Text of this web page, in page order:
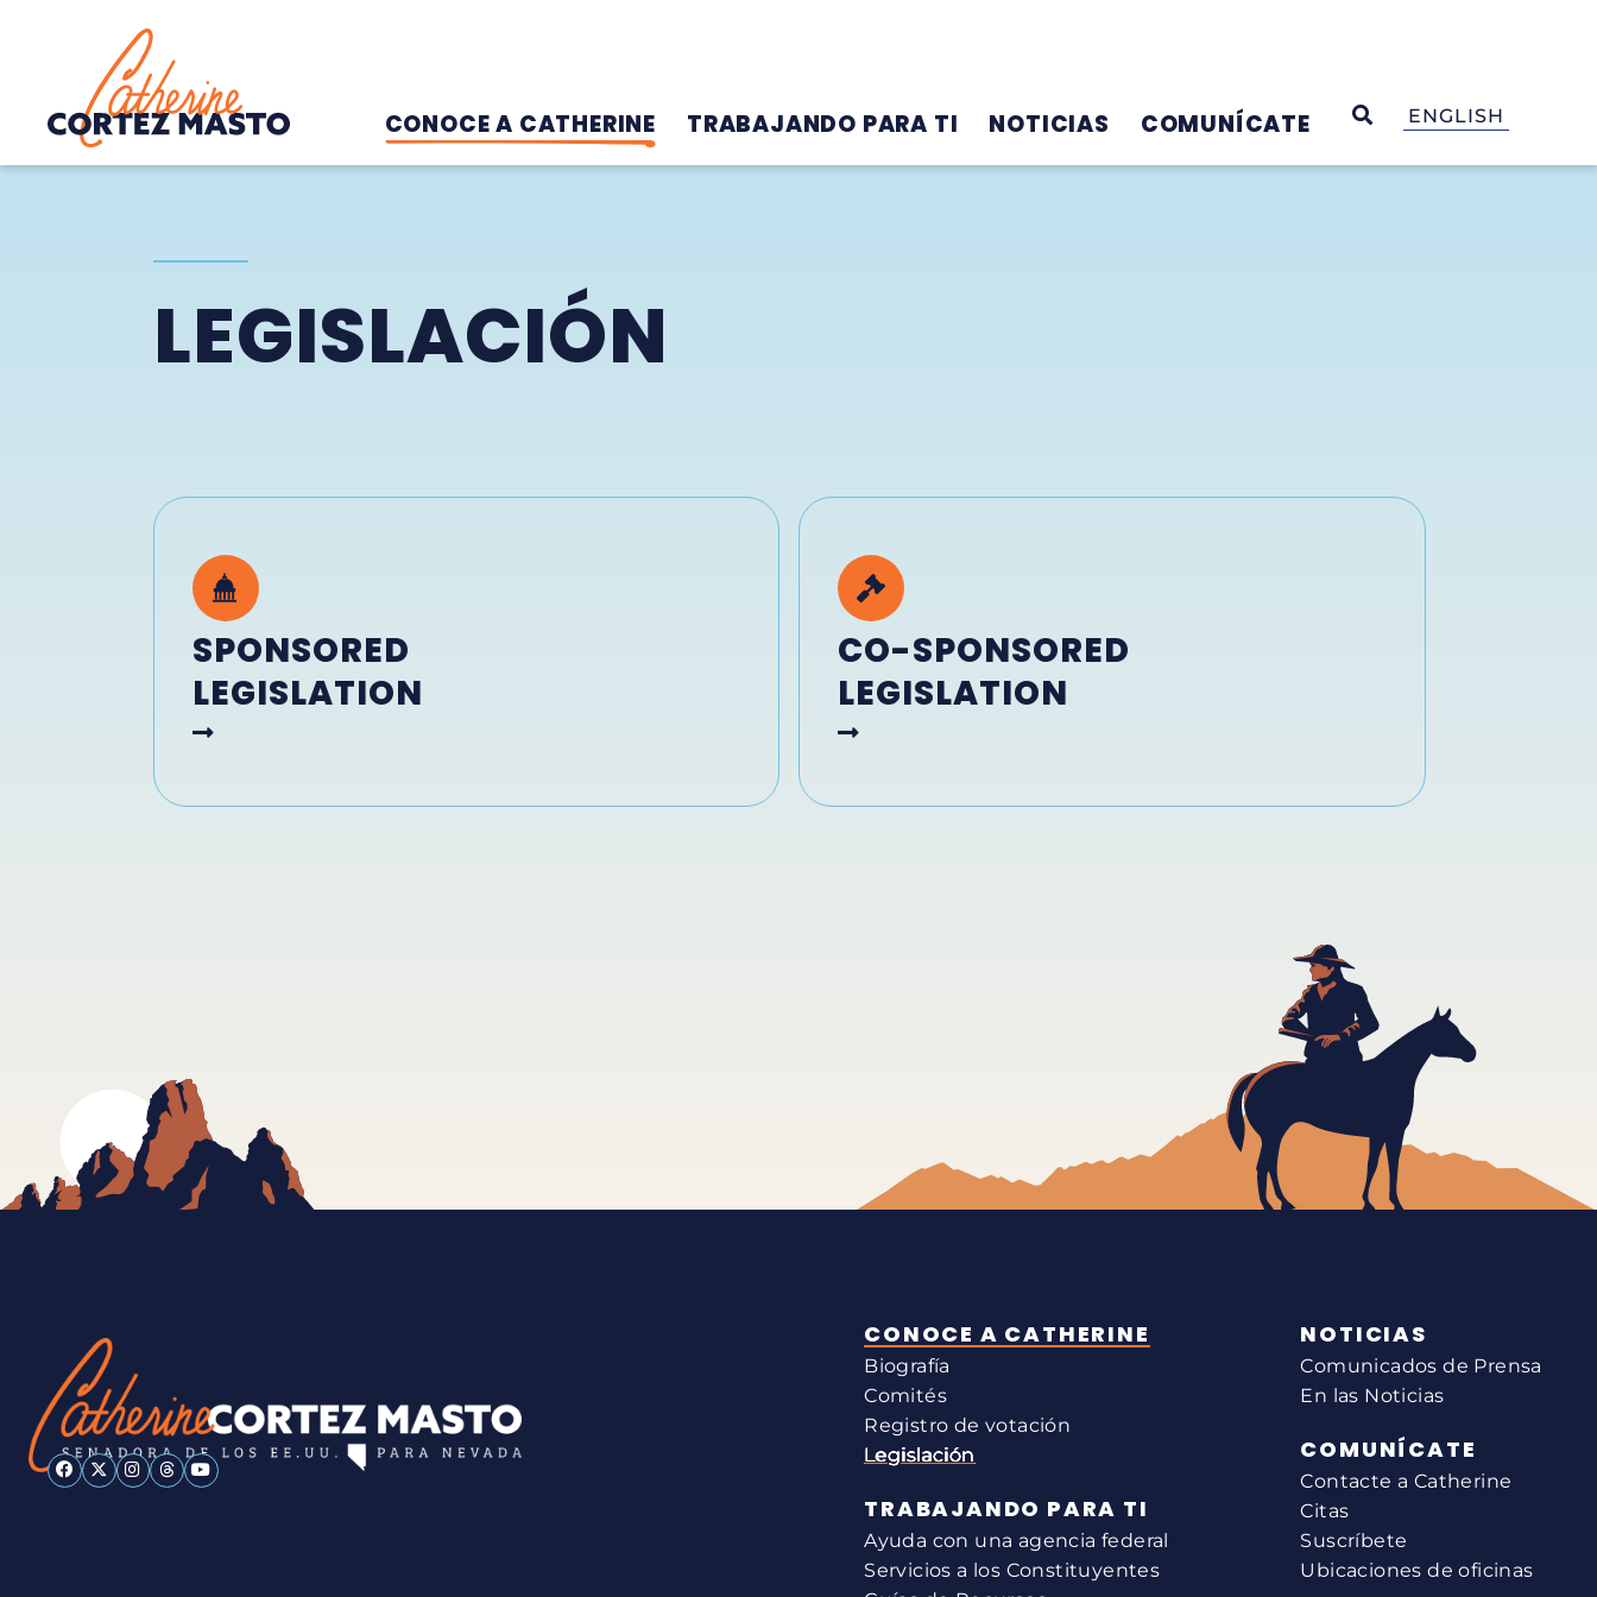
Home
CONOCE A CATHERINE TRABAJANDO PARA TI NOTICIAS COMUNÍCATE OPEN SEARCH
ENGLISH
LEGISLACIÓN
SPONSORED
LEGISLATION
CO-SPONSORED
LEGISLATION
CONOCE A CATHERINE
Biografía
Comités
Registro de votación
Legislación
TRABAJANDO PARA TI
Ayuda con una agencia federal
Servicios a los Constituyentes
NOTICIAS
Comunicados de Prensa
En las Noticias
COMUNÍCATE
Contacte a Catherine
Citas
Suscríbete
Ubicaciones de oficinas